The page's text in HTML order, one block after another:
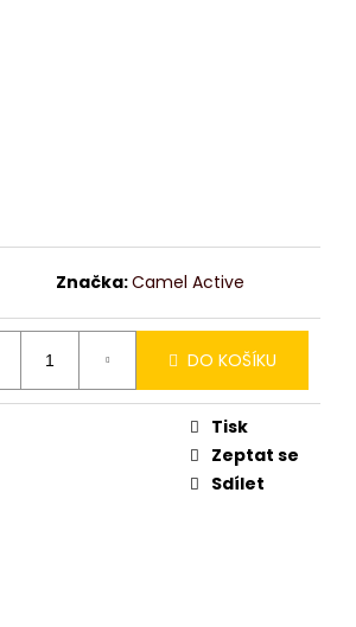
Značka:Camel Active
DO KOŠÍKU
Tisk
Zeptat se
Sdílet